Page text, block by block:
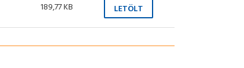
189,77 KB LETÖLT